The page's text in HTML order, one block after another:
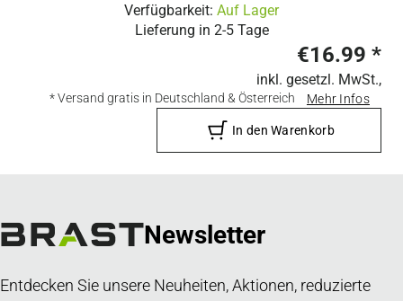
Verfügbarkeit: Auf Lager
Lieferung in 2-5 Tage
€16.99 *
inkl. gesetzl. MwSt.,
* Versand gratis in Deutschland & Österreich Mehr Infos
In den Warenkorb
Newsletter
Entdecken Sie unsere Neuheiten, Aktionen, reduzierte